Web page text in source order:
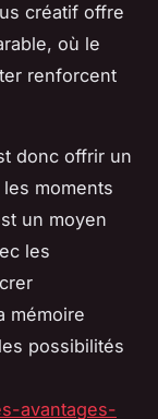
créatif offre
où le
renforcent
donc offrir un
moments
un moyen
les
mémoire
possibilités
avantages-